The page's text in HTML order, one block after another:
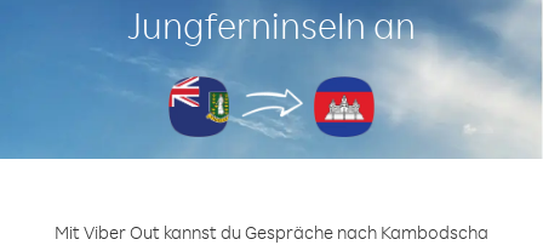
Jungferninseln an
Mit Viber Out kannst du Gespräche nach Kambodscha